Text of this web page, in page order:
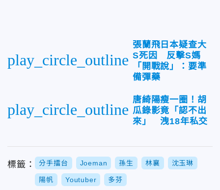
play_circle_outline
張蘭飛日本疑查大
S死因 反擊S媽
「開戰說」：要準
備彈藥
play_circle_outline
唐綺陽瘦一圈！胡
瓜錄影竟「認不出
來」 洩18年私交
標籤： 分手擂台 Joeman 孫生 林襄 沈玉琳
陽帆 Youtuber 多芬